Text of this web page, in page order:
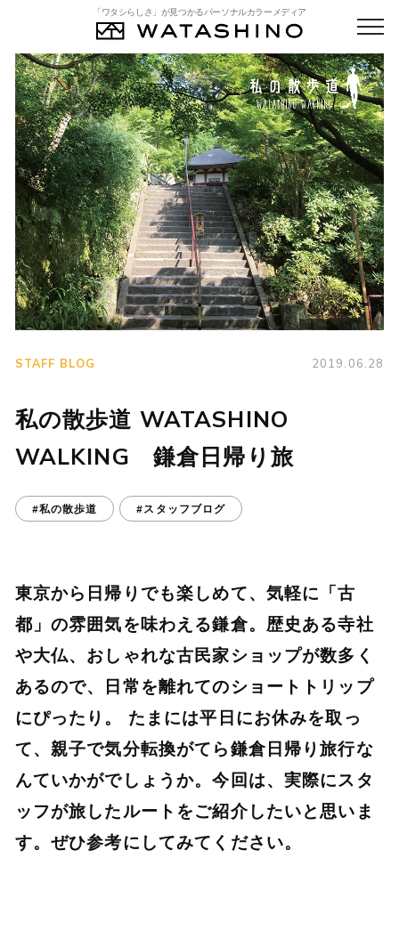
「ワタシらしさ」が見つかるパーソナルカラーメディア
STAFF BLOG 2019.06.28
私の散歩道 WATASHINO
WALKING 鎌倉日帰り旅
#私の散歩道 #スタッフブログ
東京から日帰りでも楽しめて、気軽に「古
都」の雰囲気を味わえる鎌倉。歴史ある寺社
や大仏、おしゃれな古民家ショップが数多く
あるので、日常を離れてのショートトリップ
にぴったり。 たまには平日にお休みを取っ
て、親子で気分転換がてら鎌倉日帰り旅行な
んていかがでしょうか。今回は、実際にスタ
ッフが旅したルートをご紹介したいと思いま
す。ぜひ参考にしてみてください。